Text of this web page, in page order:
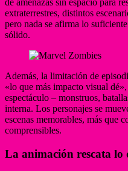
de amenazas sin espacio para
extraterrestres, distintos
pero nada se afirma lo
sólido.
Además, la limitación de
«lo que más impacto visual
espectáculo – monstruos,
interna. Los personajes se
escenas memorables, más que
comprensibles.
La animación rescata lo